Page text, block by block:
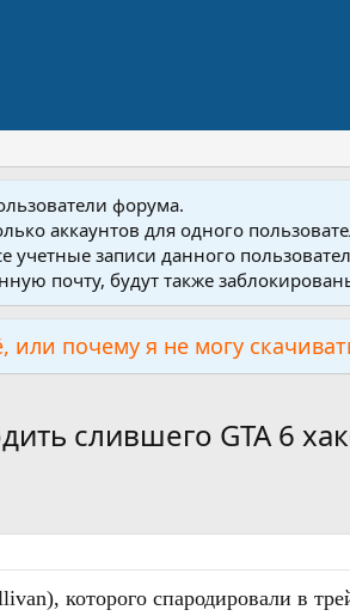
форума.
аккаунтов для одного
учетные записи данного
почту, будут также
почему я не могу
слившего GTA 6
которого спародировали в